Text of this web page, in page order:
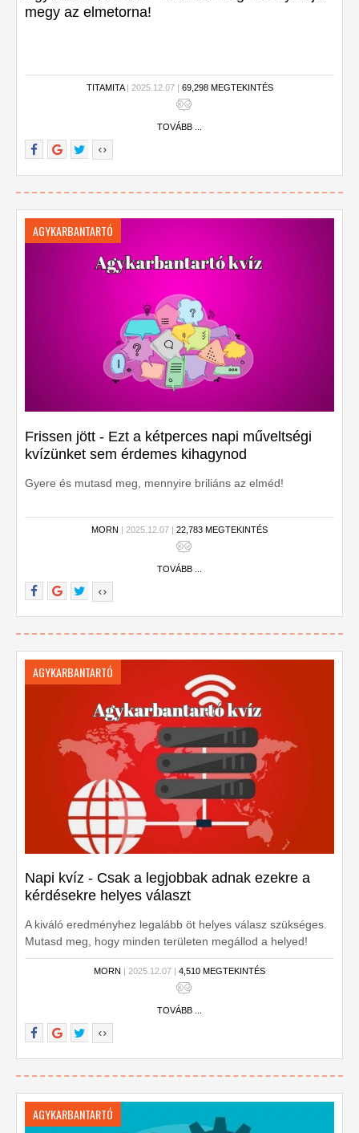
megy az elmetorna!
TITAMITA| 2025.12.07 | 69,298 MEGTEKINTÉS
TOVÁBB ...
AGYKARBANTARTÓ
Frissen jött - Ezt a kétperces napi műveltségi
kvízünket sem érdemes kihagynod
Gyere és mutasd meg, mennyire briliáns az elméd!
MORN | 2025.12.07 | 22,783 MEGTEKINTÉS
TOVÁBB ...
AGYKARBANTARTÓ
Napi kvíz - Csak a legjobbak adnak ezekre a
kérdésekre helyes választ
A kiváló eredményhez legalább öt helyes válasz szükséges.
Mutasd meg, hogy minden területen megállod a helyed!
Kezdődjön a kvíz!
MORN | 2025.12.07 | 4,510 MEGTEKINTÉS
TOVÁBB ...
AGYKARBANTARTÓ